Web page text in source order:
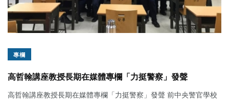
專欄
高哲翰講座教授長期在媒體專欄「力挺警察」發聲
高哲翰講座教授長期在媒體專欄「力挺警察」發聲 前中央警官學校